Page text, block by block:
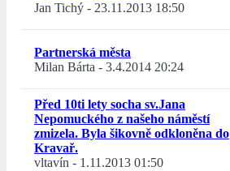
Jan Tichý - 23.11.2013 18:50
Partnerská města
Milan Bárta - 3.4.2014 20:24
Před 10ti lety socha sv.Jana
Nepomuckého z našeho náměstí
zmizela. Byla šikovně odkloněna do
Kravař.
vltavín - 1.11.2013 01:50